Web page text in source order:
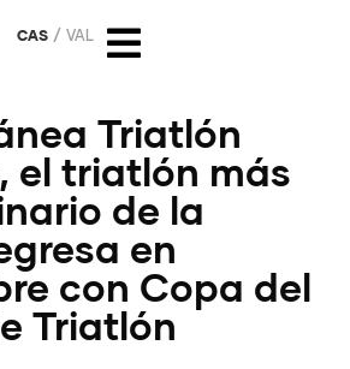
CAS VAL
Triatlón
el triatlón más
de la
en
con Copa del
Triatlón